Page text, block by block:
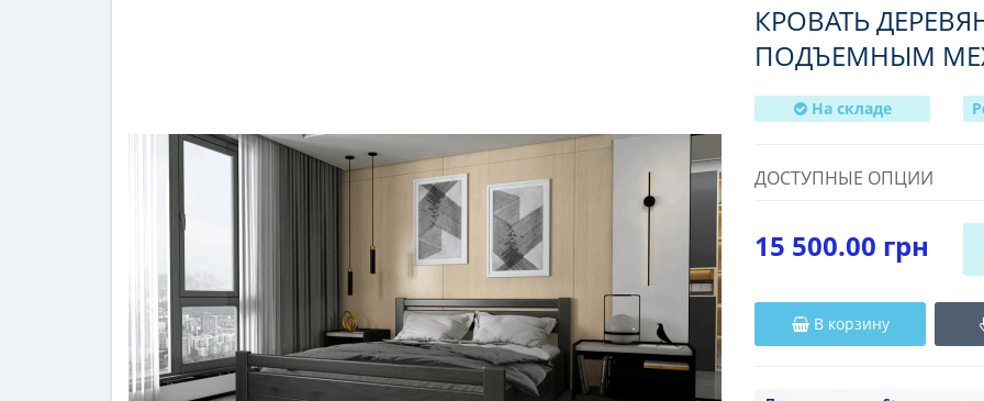
КРОВАТЬ
ПОДЪЕМНЫМ
На складе
ДОСТУПНЫЕ ОПЦИИ
15 500.00 грн
В корзину